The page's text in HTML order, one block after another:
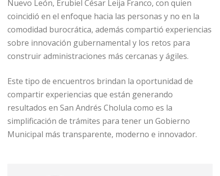
Nuevo León, Erubiel César Leija Franco, con quien
coincidió en el enfoque hacia las personas y no en la
comodidad burocrática, además compartió experiencias
sobre innovación gubernamental y los retos para
construir administraciones más cercanas y ágiles.
Este tipo de encuentros brindan la oportunidad de
compartir experiencias que están generando
resultados en San Andrés Cholula como es la
simplificación de trámites para tener un Gobierno
Municipal más transparente, moderno e innovador.